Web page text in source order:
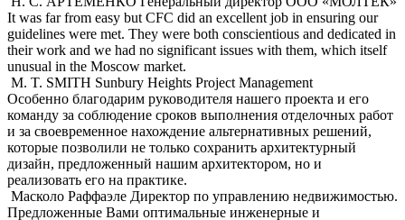
It was far from easy but CFC did an excellent job in ensuring our
guidelines were met. They were both conscientious and dedicated in
their work and we had no significant issues with them, which itself
unusual in the Moscow market.
M. T. SMITH Sunbury Heights Project Management
Особенно благодарим руководителя нашего проекта и его
команду за соблюдение сроков выполнения отделочных работ
и за своевременное нахождение альтернативных решений,
которые позволили не только сохранить архитектурный
дизайн, предложенный нашим архитектором, но и
реализовать его на практике.
Масколо Раффаэле Директор по управлению недвижимостью.
Предложенные Вами оптимальные инженерные и